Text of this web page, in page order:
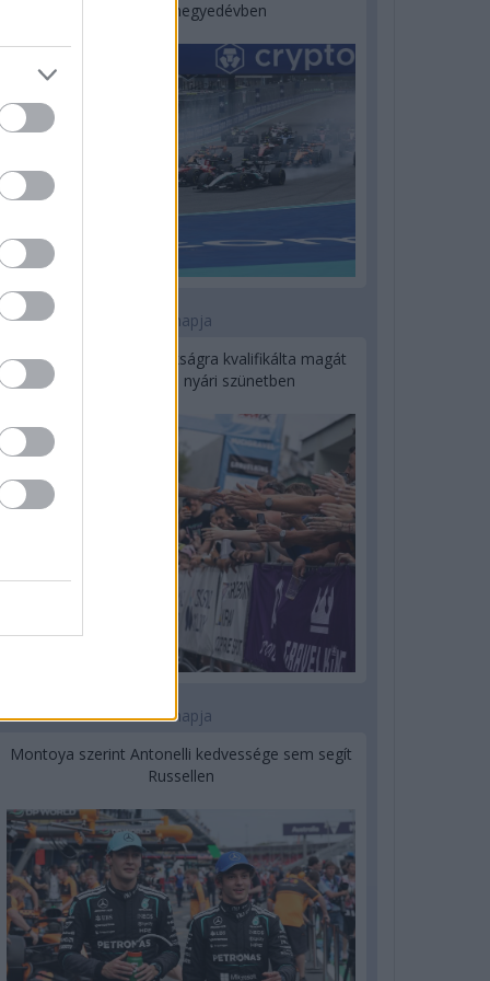
a második negyedévben
1 napja
Kerékpáros világbajnokságra kvalifikálta magát
Bottas az F1-es nyári szünetben
2 napja
Montoya szerint Antonelli kedvessége sem segít
Russellen